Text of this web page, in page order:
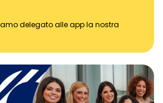
delegato alle app la nostra